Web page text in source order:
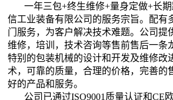
一年三包+终生维修+量身定做+长
信工业装备有限公司的服务宗旨。配有
门服务，为客户解决技术难题。公司提
维修，培训，技术咨询等售前售后一条
特别的包装机械的设计和开发及维修改
术，可靠的质量，合理的价格，完善的
好的产品和服务。
公司已通过ISO9001质量认证和CE